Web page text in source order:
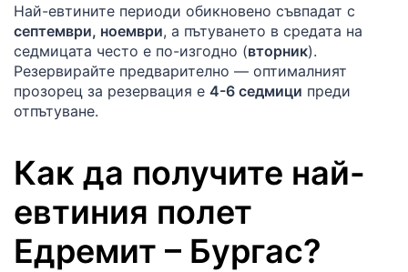
Най-евтините периоди обикновено съвпадат с
септември, ноември, а пътуването в средата на
седмицата често е по-изгодно (вторник).
Резервирайте предварително — оптималният
прозорец за резервация е 4-6 седмици преди
отпътуване.
Как да получите най-
евтиния полет
Едремит – Бургас?